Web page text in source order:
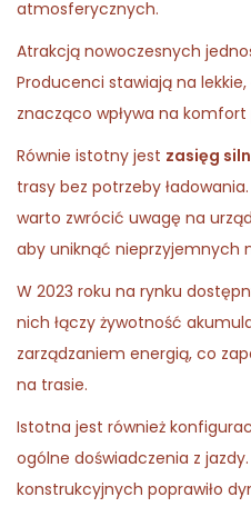
atmosferycznych.
Atrakcją nowoczesnych
Producenci stawiają na
znacząco wpływa na komfort
Równie istotny jest zasięg
trasy bez potrzeby
warto zwrócić uwagę na
aby uniknąć nieprzyjemnych
W 2023 roku na rynku
nich łączy żywotność
zarządzaniem energią, co
na trasie.
Istotna jest również
ogólne doświadczenia z
konstrukcyjnych poprawiło